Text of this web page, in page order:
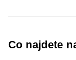
Co najdete